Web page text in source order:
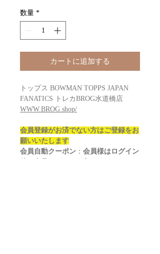
数量 *
カートに追加する
トップス BOWMAN TOPPS JAPAN
FANATICS トレカBROG水道橋店
WWW.BROG.shop/
会員登録がお済でない方はご登録をお
願いいたします
会員自動クーポン ： 会員様はログイン